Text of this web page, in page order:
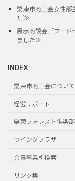
栗東市商工会女性部
た≫
展示商談会「フー
ました≫
INDEX
栗東市商工会について
経営サポート
栗東フォレスト倶楽部
ウイングプラザ
会員事業所検索
リンク集